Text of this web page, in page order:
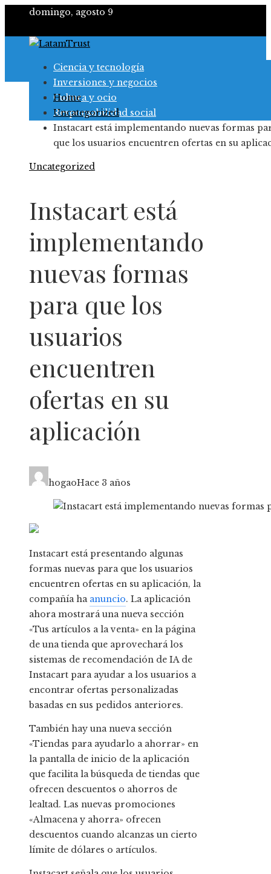
domingo, agosto 9
Ciencia y tecnología
Inversiones y negocios
Cultura y ocio
Responsabilidad social
Home
Uncategorized
Instacart está implementando nuevas formas
que los usuarios encuentren ofertas en su
Uncategorized
Instacart está
implementando
nuevas formas
para que los
usuarios
encuentren
ofertas en su
aplicación
hogaoHace 3 años
Instacart está presentando algunas
formas nuevas para que los usuarios
encuentren ofertas en su aplicación, la
compañía ha anuncio. La aplicación
ahora mostrará una nueva sección
«Tus artículos a la venta» en la página
de una tienda que aprovechará los
sistemas de recomendación de IA de
Instacart para ayudar a los usuarios a
encontrar ofertas personalizadas
basadas en sus pedidos anteriores.
También hay una nueva sección
«Tiendas para ayudarlo a ahorrar» en
la pantalla de inicio de la aplicación
que facilita la búsqueda de tiendas que
ofrecen descuentos o ahorros de
lealtad. Las nuevas promociones
«Almacena y ahorra» ofrecen
descuentos cuando alcanzas un cierto
límite de dólares o artículos.